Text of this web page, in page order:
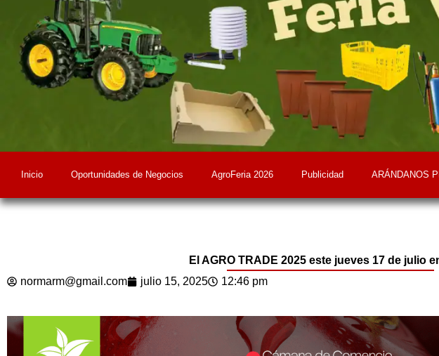
Inicio Oportunidades de Negocios AgroFeria 2026 Publicidad ARÁNDANOS
El AGRO TRADE 2025 este jueves 17 de julio
normarm@gmail.com
julio 15, 2025 12:46 pm